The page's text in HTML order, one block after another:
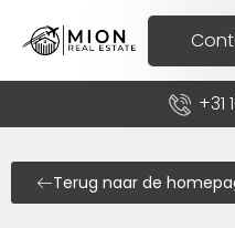
+31
Terug naar de